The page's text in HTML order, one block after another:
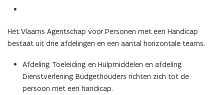
Het Vlaams Agentschap voor Personen met een Handicap
bestaat uit drie afdelingen en een aantal horizontale teams.
Afdeling Toeleiding en Hulpmiddelen en afdeling
Dienstverlening Budgethouders richten zich tot de
persoon met een handicap.